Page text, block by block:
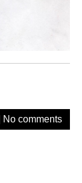
No comments